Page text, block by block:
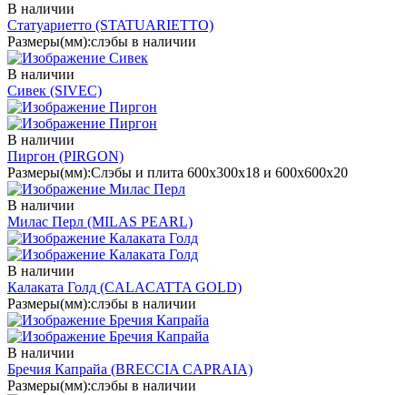
В наличии
Статуариетто (STATUARIETTO)
Размеры(мм):слэбы в наличии
В наличии
Сивек (SIVEC)
В наличии
Пиргон (PIRGON)
Размеры(мм):Слэбы и плита 600х300х18 и 600х600х20
В наличии
Милас Перл (MILAS PEARL)
В наличии
Калаката Голд (CALACATTA GOLD)
Размеры(мм):слэбы в наличии
В наличии
Бречия Капрайа (BRECCIA CAPRAIA)
Размеры(мм):слэбы в наличии